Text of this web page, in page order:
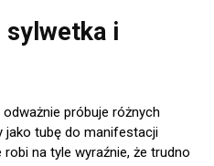
sylwetka i
odważnie próbuje różnych
jako tubę do manifestacji
na tyle wyraźnie, że trudno